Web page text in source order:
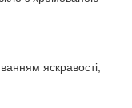
яскравості,